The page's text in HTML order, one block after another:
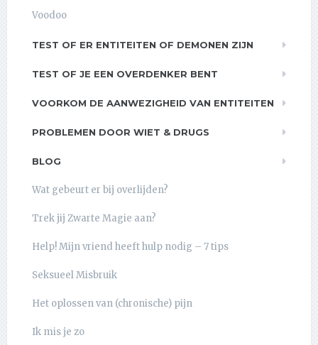
Voodoo
TEST OF ER ENTITEITEN OF DEMONEN ZIJN
TEST OF JE EEN OVERDENKER BENT
VOORKOM DE AANWEZIGHEID VAN ENTITEITEN
PROBLEMEN DOOR WIET & DRUGS
BLOG
Wat gebeurt er bij overlijden?
Trek jij Zwarte Magie aan?
Help! Mijn vriend heeft hulp nodig – 7 tips
Seksueel Misbruik
Het oplossen van (chronische) pijn
Ik mis je zo